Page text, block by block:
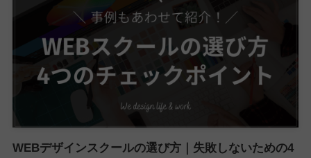
WEBデザインスクールの選び方｜失敗しないための4